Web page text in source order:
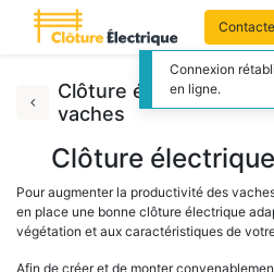
Clôture électrique pour
vaches
Clôture
Pour augmenter la productivité des
en place une bonne clôture électrique
végétation et aux caractéristiques de
Afin de créer et de monter
Connexion
en ligne.